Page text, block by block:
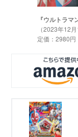
『ウルトラ
（2023年12月
定価：2980円